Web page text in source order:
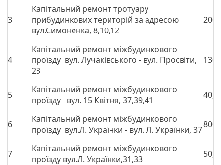
3
Капітальний ремонт тротуару
прибудинкових територій за адресою
вул.Симоненка, 8,10,12
4
Капітальний ремонт міжбудинкового
проїзду вул. Лучаківського - вул. Просвіти,
23
5
Капітальний ремонт міжбудинкового
проїзду вул. 15 Квітня, 37,39,41
6
Капітальний ремонт міжбудинкового
проїзду вул.Л. Українки - вул. Л. Українки, 37
7
Капітальний ремонт міжбудинкового
проїзду вул.Л. Українки,31,33